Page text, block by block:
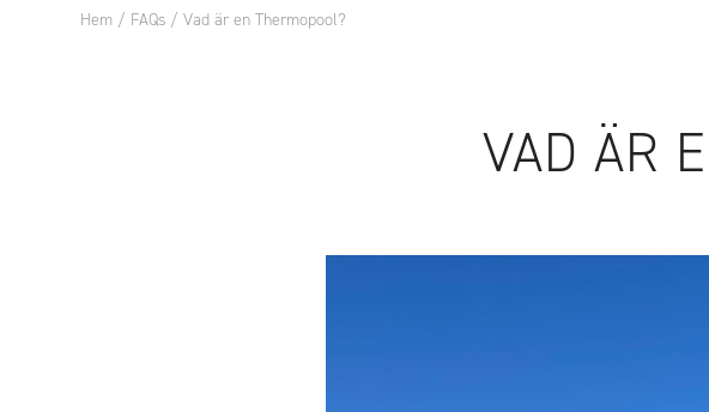
Hem / FAQs /Vad är en Thermopool?
VAD ÄR